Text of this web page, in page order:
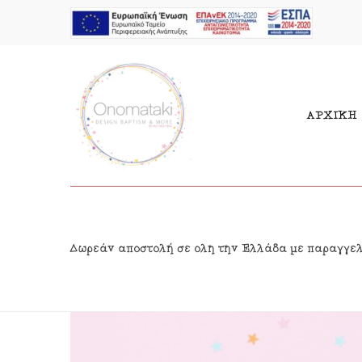
ΑΡΧΙΚΗ
Μπομπονιέρες Αγόρι
Προσκλητήρια Αγόρι
Προσκλητήρια Κορίτσι
Δωρεάν αποστολή σε όλη την Ελλάδα με